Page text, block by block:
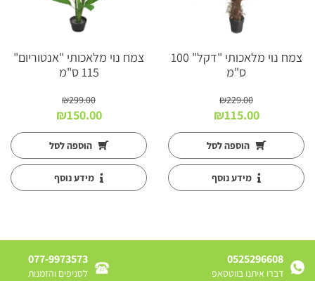
צמח נוי מלאכותי "דקל" 100
ס"מ
₪229.00
המחיר
המקורי
היה:
₪229.00.
₪115.00
הנוכחי
הוא:
₪115.00.
הוספה לסל
מידע נוסף
צמח נוי מלאכותי "אנטוריום"
115 ס"מ
₪299.00
המחיר
המקורי
היה:
₪299.00.
₪150.00
הנוכחי
הוא:
₪150.00.
הוספה לסל
מידע נוסף
0525296608
דברו איתנו בווטסאפ
077-9973573
לסניפים והזמנות